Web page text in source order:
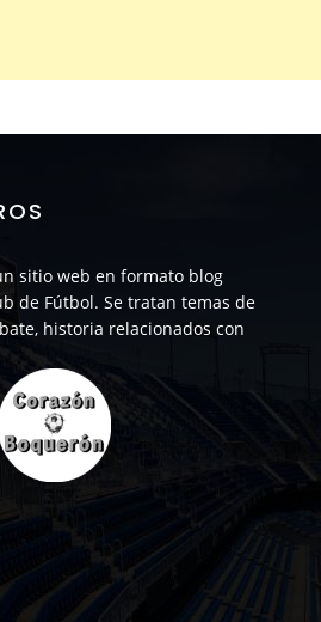
sitio web en formato blog
de Fútbol. Se tratan temas de
historia relacionados con